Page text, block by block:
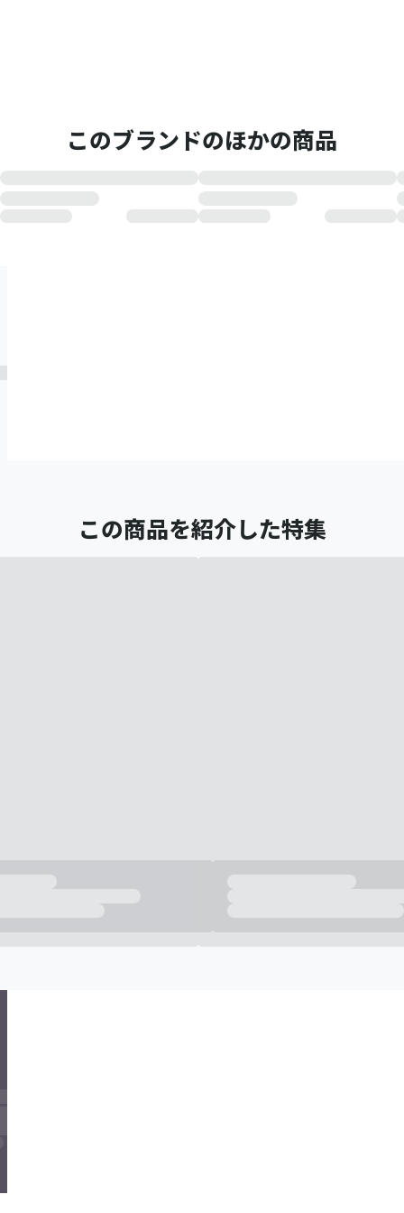
このブランドのほかの商品
この商品を紹介した特集